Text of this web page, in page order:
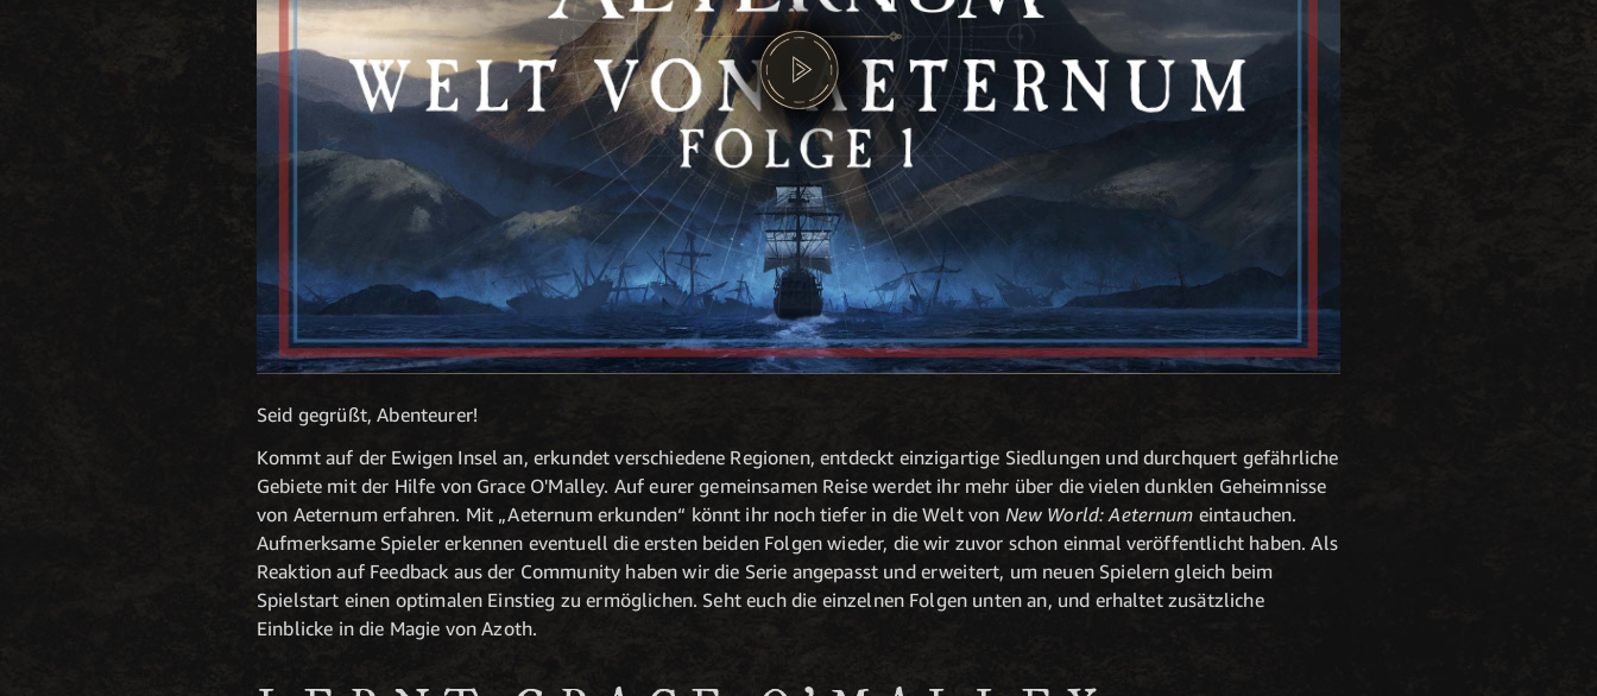
Seid gegrüßt, Abenteurer!
Kommt auf der Ewigen Insel an, erkundet verschiedene Regionen, entdeckt einzigartige Siedlungen und durchquert gefährliche
Gebiete mit der Hilfe von Grace O'Malley. Auf eurer gemeinsamen Reise werdet ihr mehr über die vielen dunklen Geheimnisse
von Aeternum erfahren. Mit „Aeternum erkunden“ könnt ihr noch tiefer in die Welt von New World: Aeternum eintauchen.
Aufmerksame Spieler erkennen eventuell die ersten beiden Folgen wieder, die wir zuvor schon einmal veröffentlicht haben. Als
Reaktion auf Feedback aus der Community haben wir die Serie angepasst und erweitert, um neuen Spielern gleich beim
Spielstart einen optimalen Einstieg zu ermöglichen. Seht euch die einzelnen Folgen unten an, und erhaltet zusätzliche
Einblicke in die Magie von Azoth.